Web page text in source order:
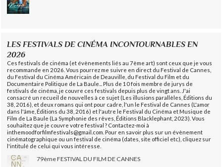
LES FESTIVALS DE CINÉMA INCONTOURNABLES EN
2026
Ces festivals de cinéma (et évènements liés au 7ème art) sont ceux que je vous
recommande en 2026. Vous pourrez me suivre en direct du Festival de Cannes,
du Festival du Cinéma Américain de Deauville, du Festival du Film et du
Documentaire Politique de La Baule... Plus de 10 fois membre de jurys de
festivals de cinéma, je couvre ces festivals depuis plus de vingt ans. J'ai
consacré un recueil de nouvelles à ce sujet (Les illusions parallèles, Éditions du
38, 2016), et deux romans qui ont pour cadre, l'un le Festival de Cannes (L'amor
dans l'âme, Éditions du 38, 2016) et l'autre le Festival du Cinéma et Musique de
Film de La Baule (La Symphonie des rêves, Éditions Blacklephant, 2023). Vous
souhaitez que je couvre votre festival ? Contactez-moi à
inthemoodforfilmfestivals@gmail.com. Pour en savoir plus sur un évènement
cinématographique ou un festival de cinéma (dates, site officiel etc), cliquez sur
l'intitulé de celui qui vous intéresse.
79ème FESTIVAL DU FILM DE CANNES